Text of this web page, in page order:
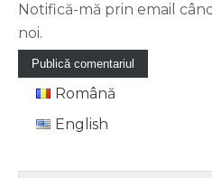
Notifică-mă prin email
noi.
Română
English